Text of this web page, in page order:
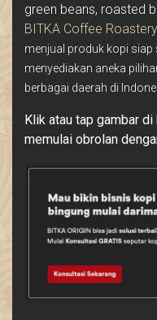
green beans, roasted
BITKA Coffee Roastery
menjual produk kopi siap
menyediakan aneka
berbagai daerah di
Klik atau tap gambar
memulai obrolan